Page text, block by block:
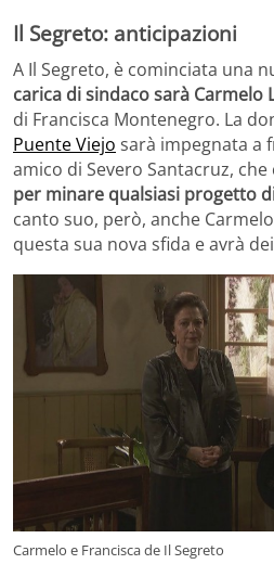
Il Segreto: anticipazioni
A Il Segreto, è cominciata una
carica di sindaco sarà Carmelo
di Francisca Montenegro. La
Puente Viejo sarà impegnata a
amico di Severo Santacruz,
per minare qualsiasi progetto
canto suo, però, anche
questa sua nova sfida e avrà
Carmelo e Francisca de Il Segreto